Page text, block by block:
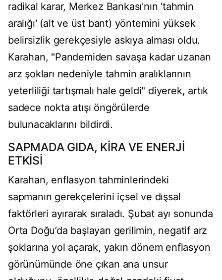
radikal karar, Merkez Bankası'nın 'tahmin
aralığı' (alt ve üst bant) yöntemini yüksek
belirsizlik gerekçesiyle askıya alması oldu.
Karahan, "Pandemiden savaşa kadar uzanan
arz şokları nedeniyle tahmin aralıklarının
yeterliliği tartışmalı hale geldi" diyerek, artık
sadece nokta atışı öngörülerde
bulunacaklarını bildirdi.
SAPMADA GIDA, KİRA VE ENERJİ
ETKİSİ
Karahan, enflasyon tahminlerindeki
sapmanın gerekçelerini içsel ve dışsal
faktörleri ayırarak sıraladı. Şubat ayı sonunda
Orta Doğu’da başlayan gerilimin, negatif arz
şoklarına yol açarak, yakın dönem enflasyon
görünümünde öne çıkan ana unsur